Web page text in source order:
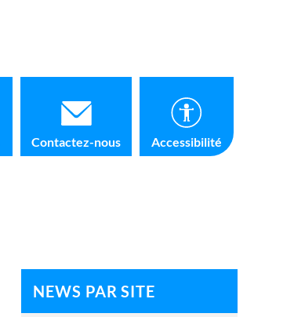
Contactez-nous Accessibilité
NEWS PAR SITE